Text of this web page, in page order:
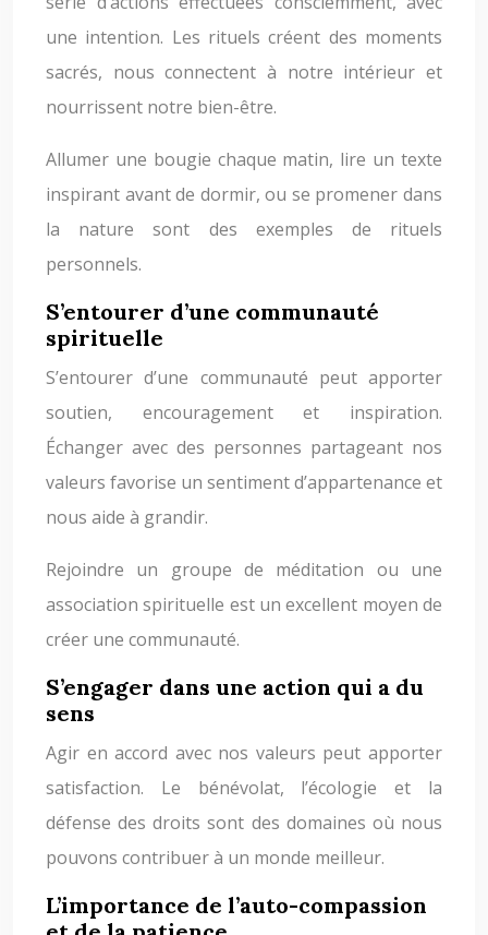
une intention. Les rituels créent des moments
sacrés, nous connectent à notre intérieur et
nourrissent notre bien-être.
Allumer une bougie chaque matin, lire un texte
inspirant avant de dormir, ou se promener dans
la nature sont des exemples de rituels
personnels.
S’entourer d’une communauté
spirituelle
S’entourer d’une communauté peut apporter
soutien, encouragement et inspiration.
Échanger avec des personnes partageant nos
valeurs favorise un sentiment d’appartenance et
nous aide à grandir.
Rejoindre un groupe de méditation ou une
association spirituelle est un excellent moyen de
créer une communauté.
S’engager dans une action qui a du
sens
Agir en accord avec nos valeurs peut apporter
satisfaction. Le bénévolat, l’écologie et la
défense des droits sont des domaines où nous
pouvons contribuer à un monde meilleur.
L’importance de l’auto-compassion